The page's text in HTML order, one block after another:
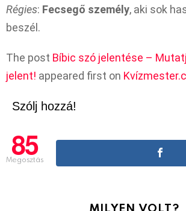
Régies: Fecsegő személy, aki sok
beszél.
The post Bíbic szó jelentése –
jelent! appeared first on
Szólj hozzá!
85
Megosztás
MILYEN VOLT?